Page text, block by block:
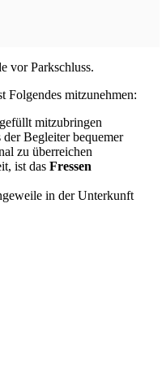
vor Parkschluss.
Folgendes mitzunehmen:
mitzubringen
der Begleiter bequemer
zu überreichen
ist das Fressen
in der Unterkunft